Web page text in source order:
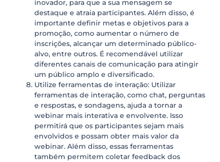
inovador, para que a sua mensagem se
destaque e atraia participantes. Além disso, é
importante definir metas e objetivos para a
promoção, como aumentar o número de
inscrições, alcançar um determinado público-
alvo, entre outros. É recomendável utilizar
diferentes canais de comunicação para atingir
um público amplo e diversificado.
Utilize ferramentas de interação: Utilizar
ferramentas de interação, como chat, perguntas
e respostas, e sondagens, ajuda a tornar a
webinar mais interativa e envolvente. Isso
permitirá que os participantes sejam mais
envolvidos e possam obter mais valor da
webinar. Além disso, essas ferramentas
também permitem coletar feedback dos